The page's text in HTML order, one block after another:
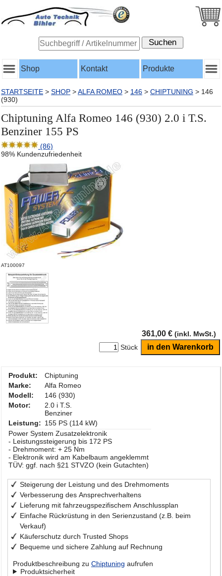
Shop Kontakt Produkte
STARTSEITE > SHOP >ALFA ROMEO > 146 > CHIPTUNING > 146
(930)
Chiptuning Alfa Romeo 146 (930) 2.0 i T.S.
Benziner 155 PS
(86)
98% Kundenzufriedenheit
AT100097
361,00 € (inkl. MwSt.)
Stück
Produkt:
Chiptuning
Marke:
Alfa Romeo
Modell:
146 (930)
Motor:
2.0 i T.S.
Benziner
Leistung: 155 PS (114 kW)
Power System Zusatzelektronik
- Leistungssteigerung bis 172 PS
- Drehmoment: + 25 Nm
- Elektronik wird am Kabelbaum angeklemmt
TÜV: ggf. nach §21 STVZO (kein Gutachten)
Steigerung der Leistung und des Drehmoments
Verbesserung des Ansprechverhaltens
Lieferung mit fahrzeugspezifischem Anschlussplan
Einfache Rückrüstung in den Serienzustand (z.B. beim
Verkauf)
Käuferschutz durch Trusted Shops
Bequeme und sichere Zahlung auf Rechnung
Produktbeschreibung zu Chiptuning aufrufen
Produktsicherheit